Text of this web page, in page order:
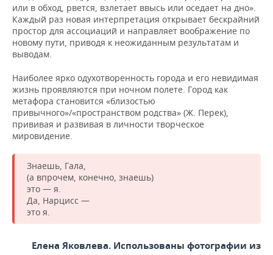
или в обход, рвется, взлетает ввысь или оседает на дно».
Каждый раз новая интерпретация открывает бескрайний
простор для ассоциаций и направляет воображение по
новому пути, приводя к неожиданным результатам и
выводам.
Наиболее ярко одухотворенность города и его невидимая
жизнь проявляются при ночном полете. Город как
метафора становится «близостью
привычного»/«пространством родства» (Ж. Перек),
прививая и развивая в личности творческое
мировидение.
Знаешь, Гала,
(а впрочем, конечно, знаешь)
это — я.
Да, Нарцисс —
это я.
Елена Яковлева. Использованы фотографии из